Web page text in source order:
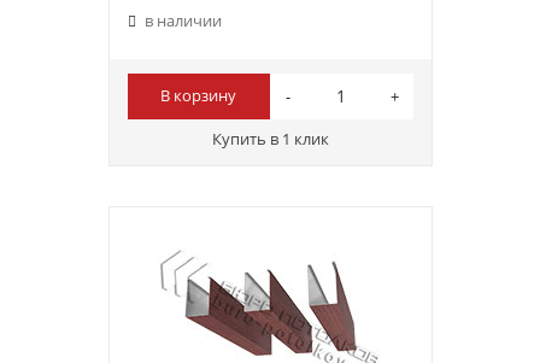
в наличии
В корзину
Купить в 1 клик